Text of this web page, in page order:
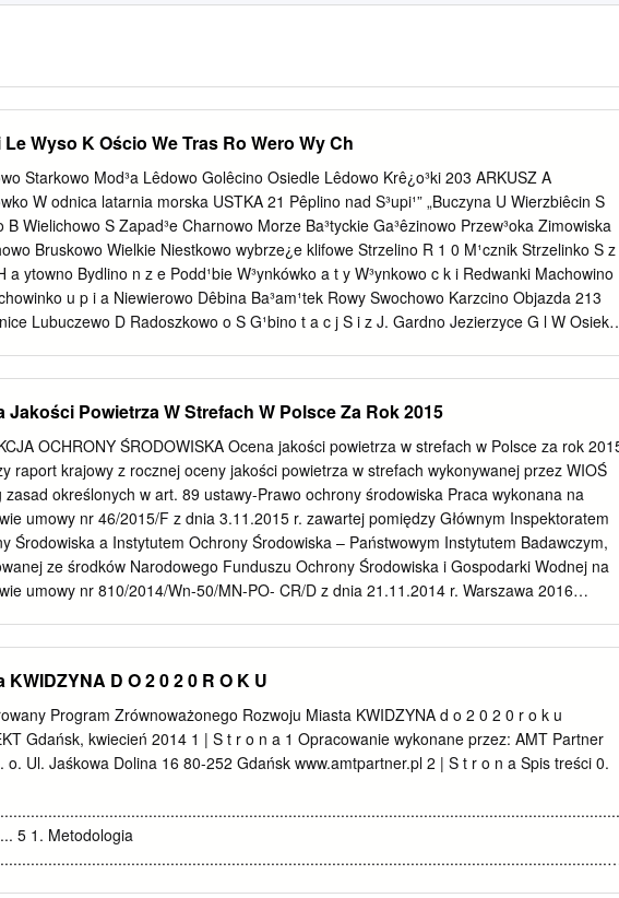
Le Wyso K Ościo We Tras Ro Wero Wy Ch
Starkowo Mod³a Lêdowo Golêcino Osiedle Lêdowo Krê¿o³ki 203 ARKUSZ A
W odnica latarnia morska USTKA 21 Pêplino nad S³upi¹” „Buczyna U Wierzbiêcin S
B Wielichowo S Zapad³e Charnowo Morze Ba³tyckie Ga³êzinowo Przew³oka Zimowiska
Bruskowo Wielkie Niestkowo wybrze¿e klifowe Strzelino R 1 0 M¹cznik Strzelinko S
a ytowno Bydlino n z e Podd¹bie W³ynkówko a t y W³ynkowo c k i Redwanki Machowino
u p i a Niewierowo Dêbina Ba³am¹tek Rowy Swochowo Karzcino Objazda 213
Lubuczewo D Radoszkowo o S G¹bino t a c j S i z J. Gardno Jezierzyce G l W Osieki
Kukowo Gardna Ma³a J. Do³gieWielkie Rogawica Stojcino P i e Gardna Wielka Z r
t i e e ñ P G i ¯oruchowo a r y s f Czarny M³yn i t „Rowokó³” k ó w i ¯elkowo
Siecie latarnia morska Smo³dziñski Las Zgojewo Biêcino Choæmirowo Dêbniczka
Mrówczyno Wierzchocino Budy ¯elazo Witkowo R R 1 Choæmirowo 1 0 0 ( Drze¿ewo S
a n W Œwiêcichowo k a ydma Czo³piñska H n a n z i a k e c y a t w Lipno ie Damnica rz
pa³ac h „Ja³owce” n ia ) Przybynin G³odowo Bêdziechowo £ u p a w a Damno
Wiatrowo Siod³onie Równo Profile wysokościowe tras rowerowych Rodzaj nawierzchni:
rowerowe o twardej pozosta³e drogi:
Jakości Powietrza W Strefach W Polsce Za Rok 2015
OCHRONY ŚRODOWISKA Ocena jakości powietrza w strefach w Polsce za rok
raport krajowy z rocznej oceny jakości powietrza w strefach wykonywanej przez WIOŚ
zasad określonych w art. 89 ustawy-Prawo ochrony środowiska Praca wykonana na
umowy nr 46/2015/F z dnia 3.11.2015 r. zawartej pomiędzy Głównym Inspektoratem
Środowiska a Instytutem Ochrony Środowiska – Państwowym Instytutem Badawczym,
ze środków Narodowego Funduszu Ochrony Środowiska i Gospodarki Wodnej na
umowy nr 810/2014/Wn-50/MN-PO- CR/D z dnia 21.11.2014 r. Warszawa 2016
za rok 2015 wykonanej przez wojewódzkie inspektoraty ochrony środowiska zgodnie z
– Prawo ochrony środowiska danych: - 2 Spis treści 1. Wstęp
5 2.
ogólne .................................................................................................................. 7
informacje na temat rocznej oceny jakości powietrza ............................... 7 2.2.
KWIDZYNA D O 2 0 2 0 R O K U
Program Zrównoważonego Rozwoju Miasta KWIDZYNA d o 2 0 2 0 r o k u
Gdańsk, kwiecień 2014 1 | S t r o n a 1 Opracowanie wykonane przez: AMT Partner
o. Ul. Jaśkowa Dolina 16 80-252 Gdańsk www.amtpartner.pl 2 | S t r o n a Spis treści 0.
5 1. Metodologia